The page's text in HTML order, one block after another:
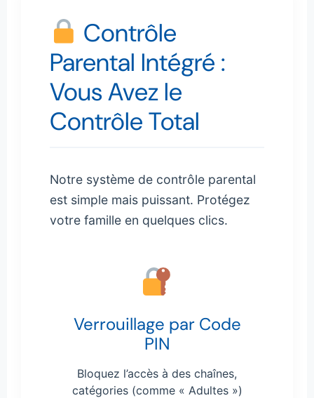
Contrôle
Parental Intégré :
Vous Avez le
Contrôle Total
Notre système de contrôle parental
est simple mais puissant. Protégez
votre famille en quelques clics.
Verrouillage par Code
PIN
Bloquez l’accès à des chaînes,
catégories (comme « Adultes »)